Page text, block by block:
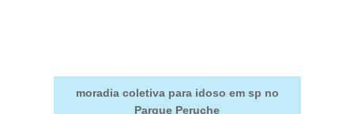
moradia coletiva para idoso em sp no
Parque Peruche